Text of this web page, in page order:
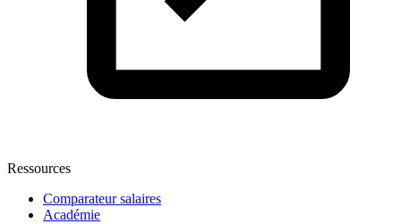
Ressources
Comparateur salaires
Académie